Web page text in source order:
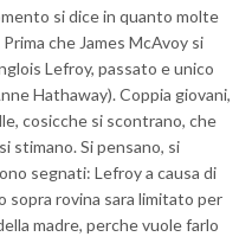
si dice in quanto molte
che James McAvoy si
Lefroy, passato e unico
Hathaway). Coppia giovani,
cosicche si scontrano, che
stimano. Si pensano, si
segnati: Lefroy a causa di
sopra rovina sara limitato per
madre, perche vuole farlo